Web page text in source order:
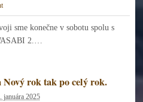
sme konečne v sobotu spolu s
2.…
Nový rok tak po celý rok.
januára 2025